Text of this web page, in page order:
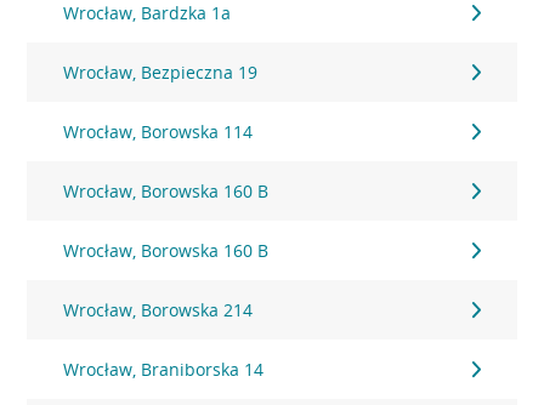
Wrocław, Bardzka 1a
Wrocław, Bezpieczna 19
Wrocław, Borowska 114
Wrocław, Borowska 160 B
Wrocław, Borowska 160 B
Wrocław, Borowska 214
Wrocław, Braniborska 14